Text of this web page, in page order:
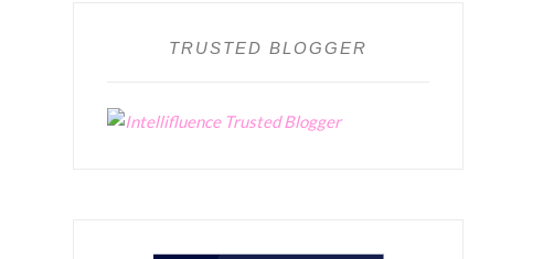
TRUSTED BLOGGER